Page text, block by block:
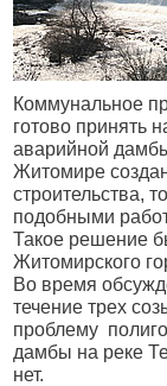
Коммунальное
готово принять
аварийной
Житомире
строительства,
подобными
Такое решение
Житомирского
Во время
течение трех
проблему
дамбы на реке
нет.